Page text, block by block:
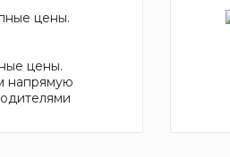
цены.
напрямую